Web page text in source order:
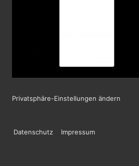
Privatsphäre-Einstellungen ändern
Footer-
Datenschutz Impressum